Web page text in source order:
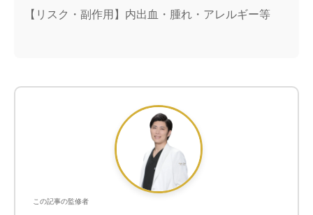
【リスク・副作用】内出血・腫れ・アレルギー等
この記事の監修者